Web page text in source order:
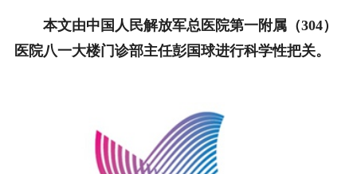
本文由中国人民解放军总医院第一附属（304）
医院八一大楼门诊部主任彭国球进行科学性把关。